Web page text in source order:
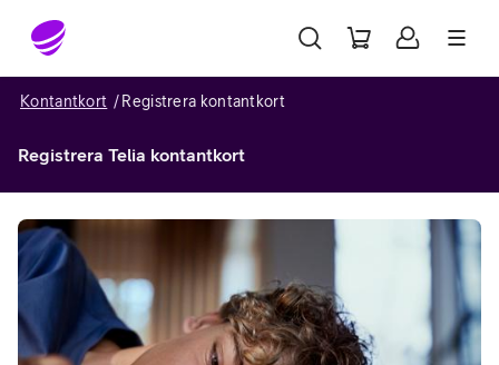
Gå till sidans innehåll
Kontantkort Registrera kontantkort
Registrera Telia kontantkort